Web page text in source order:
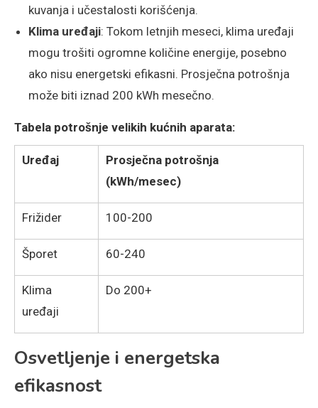
kuvanja i učestalosti korišćenja.
Klima uređaji: Tokom letnjih meseci, klima uređaji
mogu trošiti ogromne količine energije, posebno
ako nisu energetski efikasni. Prosječna potrošnja
može biti iznad 200 kWh mesečno.
Tabela potrošnje velikih kućnih aparata:
Uređaj
Prosječna potrošnja
(kWh/mesec)
Frižider 100-200
Šporet 60-240
Klima
uređaji
Do 200+
Osvetljenje i energetska
efikasnost